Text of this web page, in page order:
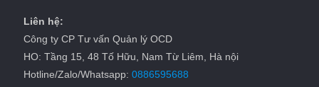
Liên hệ:
Công ty CP Tư vấn Quản lý OCD
HO: Tầng 15, 48 Tố Hữu, Nam Từ Liêm, Hà nội
Hotline/Zalo/Whatsapp: 0886595688